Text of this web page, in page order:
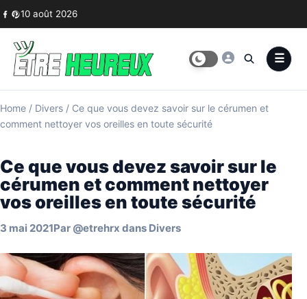
Skip to content
10 août 2026
Home / Divers / Ce que vous devez savoir sur le cérumen et
comment nettoyer vos oreilles en toute sécurité
Ce que vous devez savoir sur le
cérumen et comment nettoyer
vos oreilles en toute sécurité
3 mai 2021Par @etrehrx dans Divers